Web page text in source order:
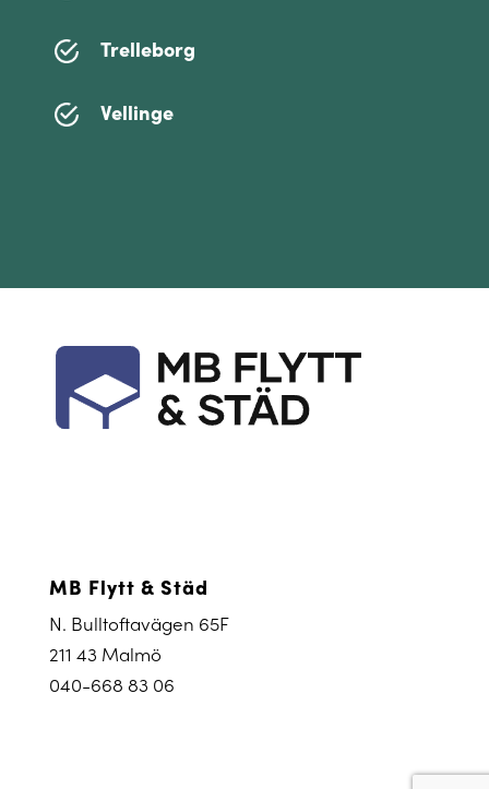
Trelleborg
Vellinge
MB Flytt & Städ
N. Bulltoftavägen 65F
211 43 Malmö
040-668 83 06